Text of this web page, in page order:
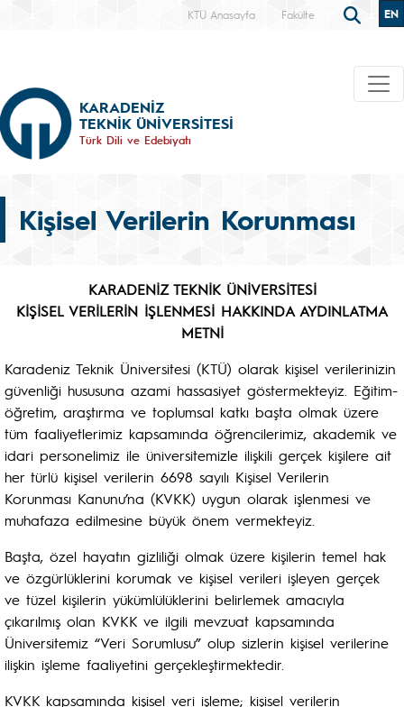
KTÜ Anasayfa Fakülte EN
KARADENİZ
TEKNİK ÜNİVERSİTESİ
Türk Dili ve Edebiyatı
Kişisel Verilerin Korunması
KARADENİZ TEKNİK ÜNİVERSİTESİ
KİŞİSEL VERİLERİN İŞLENMESİ HAKKINDA AYDINLATMA
METNİ
Karadeniz Teknik Üniversitesi (KTÜ) olarak kişisel verilerinizin
güvenliği hususuna azami hassasiyet göstermekteyiz. Eğitim-
öğretim, araştırma ve toplumsal katkı başta olmak üzere
tüm faaliyetlerimiz kapsamında öğrencilerimiz, akademik ve
idari personelimiz ile üniversitemizle ilişkili gerçek kişilere ait
her türlü kişisel verilerin 6698 sayılı Kişisel Verilerin
Korunması Kanunu’na (KVKK) uygun olarak işlenmesi ve
muhafaza edilmesine büyük önem vermekteyiz.
Başta, özel hayatın gizliliği olmak üzere kişilerin temel hak
ve özgürlüklerini korumak ve kişisel verileri işleyen gerçek
ve tüzel kişilerin yükümlülüklerini belirlemek amacıyla
çıkarılmış olan KVKK ve ilgili mevzuat kapsamında
Üniversitemiz “Veri Sorumlusu” olup sizlerin kişisel verilerine
ilişkin işleme faaliyetini gerçekleştirmektedir.
KVKK kapsamında kişisel veri işleme; kişisel verilerin